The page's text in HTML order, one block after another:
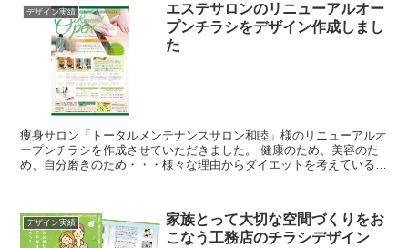
デザイン実績
エステサロンのリニューアルオー
プンチラシをデザイン作成しまし
た
痩身サロン「トータルメンテナンスサロン和睦」様のリニューアルオ
ープンチラシを作成させていただきました。 健康のため、美容のた
め、自分磨きのため・・・様々な理由からダイエットを考えている女
デザイン実績
家族とって大切な空間づくりをお
こなう工務店のチラシデザイン